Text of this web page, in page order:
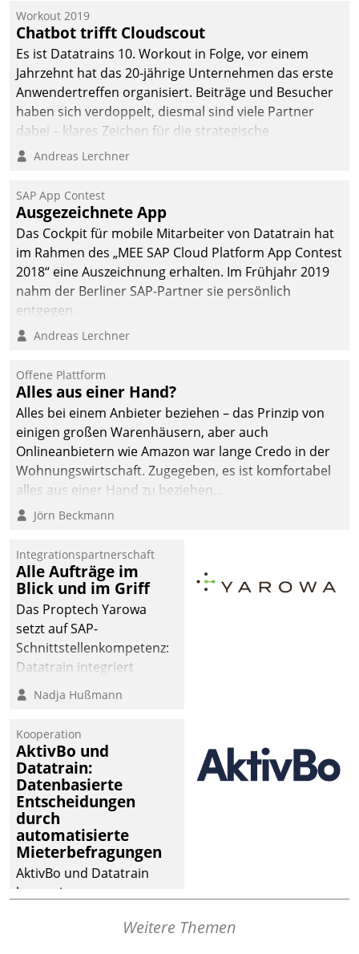
Workout 2019
Chatbot trifft Cloudscout
Es ist Datatrains 10. Workout in Folge, vor einem
Jahrzehnt hat das 20-jährige Unternehmen das erste
Anwendertreffen organisiert. Beiträge und Besucher
haben sich verdoppelt, diesmal sind viele Partner
dabei – klares Zeichen für die strategische
Fokussierung auf den Kunden.
Andreas Lerchner
SAP App Contest
Ausgezeichnete App
Das Cockpit für mobile Mitarbeiter von Datatrain hat
im Rahmen des „MEE SAP Cloud Platform App Contest
2018“ eine Auszeichnung erhalten. Im Frühjahr 2019
nahm der Berliner SAP-Partner sie persönlich
entgegen.
Andreas Lerchner
Offene Plattform
Alles aus einer Hand?
Alles bei einem Anbieter beziehen – das Prinzip von
einigen großen Warenhäusern, aber auch
Onlineanbietern wie Amazon war lange Credo in der
Wohnungswirtschaft. Zugegeben, es ist komfortabel
alles aus einer Hand zu beziehen...
Jörn Beckmann
Integrationspartnerschaft
Alle Aufträge im
Blick und im Griff
Das Proptech Yarowa
setzt auf SAP-
Schnittstellenkompetenz:
Datatrain integriert
Yarowas Portal zur
Vergabe und Verwaltung
operativen
Instandhaltung in die
SAP-Systemlandschaft
deutscher
Wohnungsunternehmen
– und beschleunigt damit
den Weg vom
Mieteranliegen zum
Dienstleisterauftrag.
Nadja Hußmann
Kooperation
AktivBo und
Datatrain:
Datenbasierte
Entscheidungen
durch
automatisierte
Mieterbefragungen
AktivBo und Datatrain
kooperieren –
profitieren: Die nahtloseWeitere Themen